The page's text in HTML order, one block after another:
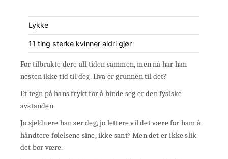
Lykke
11 ting sterke kvinner aldri gjør
Før tilbrakte dere all tiden sammen, men nå har han
nesten ikke tid til deg. Hva er grunnen til det?
Et tegn på hans frykt for å binde seg er den fysiske
avstanden.
Jo sjeldnere han ser deg, jo lettere vil det være for ham å
håndtere følelsene sine, ikke sant? Men det er ikke slik
det bør være.